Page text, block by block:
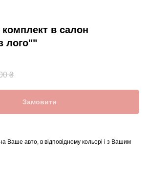
в салон
лого""
₴
Замовити
Ваше авто, в відповідному кольорі і з Вашим